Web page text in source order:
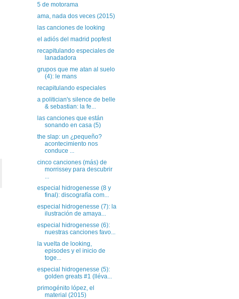
5 de motorama
ama, nada dos veces (2015)
las canciones de looking
el adiós del madrid popfest
recapitulando especiales de
lanadadora
grupos que me atan al suelo
(4): le mans
recapitulando especiales
a politician's silence de belle
& sebastian: la fe...
las canciones que están
sonando en casa (5)
the slap: un ¿pequeño?
acontecimiento nos
conduce ...
cinco canciones (más) de
morrissey para descubrir
...
especial hidrogenesse (8 y
final): discografía com...
especial hidrogenesse (7): la
ilustración de amaya...
especial hidrogenesse (6):
nuestras canciones favo...
la vuelta de looking,
episodes y el inicio de
toge...
especial hidrogenesse (5):
golden greats #1 (lléva...
primogénito lópez, el
material (2015)